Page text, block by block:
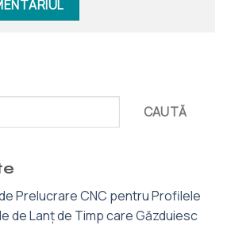
CAUTĂ
Prelucrare CNC pentru Profilele
de Lanț de Timp care Găzduiesc